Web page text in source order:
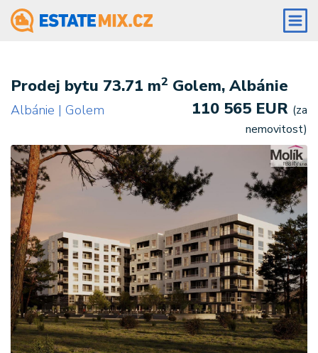
Prodej bytu 73.71 m2 Golem, Albánie
Albánie | Golem 110 565 EUR (za
nemovitost)